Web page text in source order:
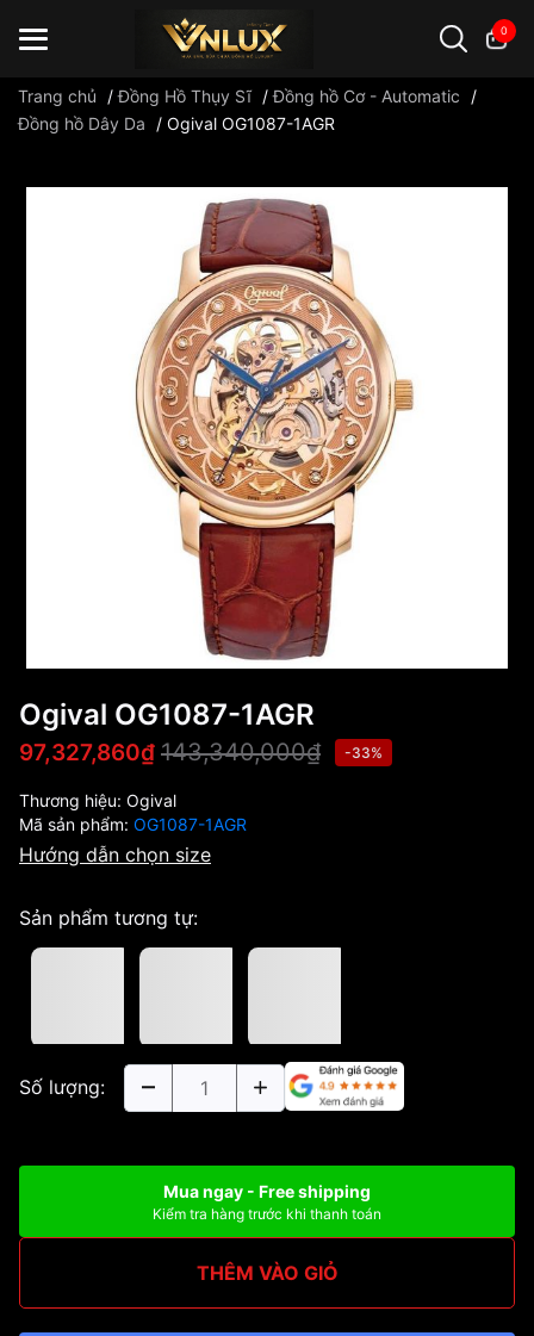
0
Trang chủ /Đồng Hồ Thụy Sĩ /Đồng hồ Cơ - Automatic
/
Đồng hồ Dây Da
/ Ogival OG1087-1AGR
Ogival OG1087-1AGR
97,327,860₫ 143,340,000₫ -33%
Thương hiệu: Ogival
Mã sản phẩm: OG1087-1AGR
Hướng dẫn chọn size
Sản phẩm tương tự:
Số lượng:
Mua ngay - Free shipping
Kiểm tra hàng trước khi thanh toán
THÊM VÀO GIỎ